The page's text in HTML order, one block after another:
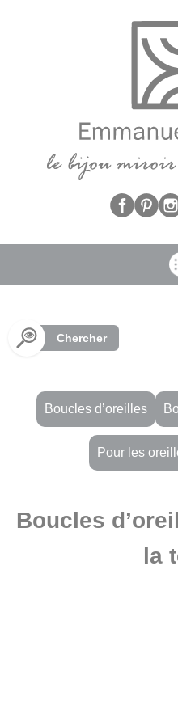
Chercher
Boucles d’oreilles
Pour les
Boucles
la